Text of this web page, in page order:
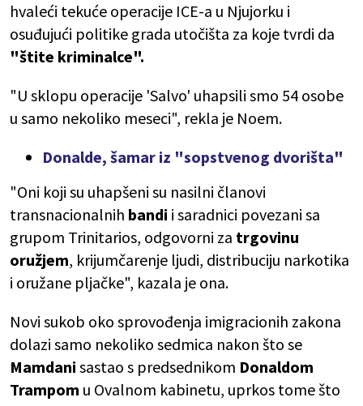
hvaleći tekuće operacije ICE-a u Njujorku i
osuđujući politike grada utočišta za koje tvrdi da
"štite kriminalce".
"U sklopu operacije 'Salvo' uhapsili smo 54 osobe
u samo nekoliko meseci", rekla je Noem.
Donalde, šamar iz "sopstvenog dvorišta"
"Oni koji su uhapšeni su nasilni članovi
transnacionalnih bandi i saradnici povezani sa
grupom Trinitarios, odgovorni za trgovinu
oružjem, krijumčarenje ljudi, distribuciju narkotika
i oružane pljačke", kazala je ona.
Novi sukob oko sprovođenja imigracionih zakona
dolazi samo nekoliko sedmica nakon što se
Mamdani sastao s predsednikom Donaldom
Trampom u Ovalnom kabinetu, uprkos tome što